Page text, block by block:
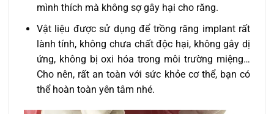
mình thích mà không sợ gây hại cho răng.
Vật liệu được sử dụng để trồng răng implant rất
lành tính, không chưa chất độc hại, không gây dị
ứng, không bị oxi hóa trong môi trường miệng…
Cho nên, rất an toàn với sức khỏe cơ thể, bạn có
thể hoàn toàn yên tâm nhé.